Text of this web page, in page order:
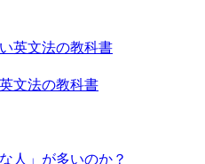
文法の教科書